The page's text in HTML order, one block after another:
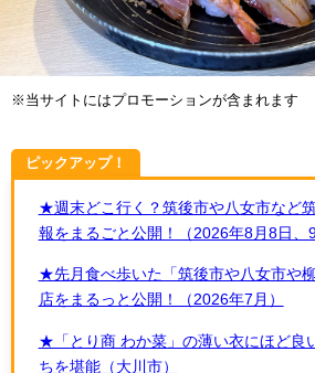
※当サイトにはプロモーションが含まれます
ピックアップ！
★週末どこ行く？筑後市や八女市など
報をまるごと公開！（2026年8月8日、9
★先月食べ歩いた「筑後市や八女市や
店をまるっと公開！（2026年7月）
★「とり商 わか菜」の薄い衣にほど良
ちを堪能（大川市）